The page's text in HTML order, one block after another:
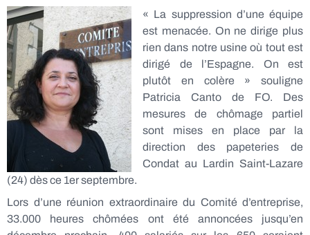
« La suppression d’une équipe
est menacée. On ne dirige plus
rien dans notre usine où tout est
dirigé de l’Espagne. On est
plutôt en colère » souligne
Patricia Canto de FO. Des
mesures de chômage partiel
sont mises en place par la
direction des papeteries de
Condat au Lardin Saint-Lazare
(24) dès ce 1er septembre.
Lors d’une réunion extraordinaire du Comité d’entreprise,
33.000 heures chômées ont été annoncées jusqu’en